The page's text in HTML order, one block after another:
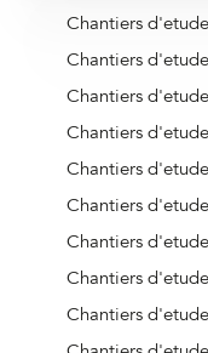
Chantiers
Chantiers
Chantiers
Chantiers
Chantiers
Chantiers
Chantiers
Chantiers
Chantiers